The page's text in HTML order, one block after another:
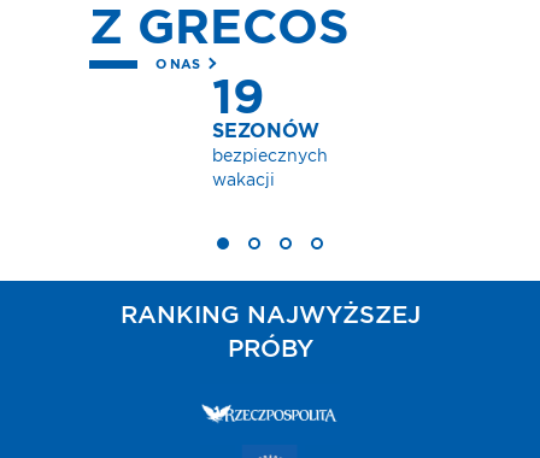
Z GRECOS
O NAS
19
SEZONÓW
bezpiecznych
wakacji
RANKING NAJWYŻSZEJ
PRÓBY